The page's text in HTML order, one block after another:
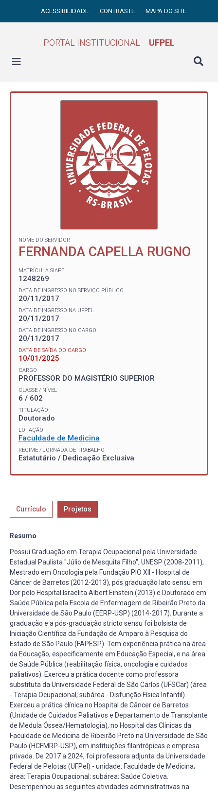
ACESSIBILIDADE CONTRASTE MAPA DO SITE
PORTAL INSTITUCIONAL UFPEL
NOME DO SERVIDOR
FERNANDA CAPELLA RUGNO
MATRÍCULA SIAPE
1248269
DATA DE INGRESSO NO SERVIÇO PÚBLICO
20/11/2017
DATA DE INGRESSO NA UFPEL
20/11/2017
DATA DE INGRESSO NO CARGO
20/11/2017
DATA DE SAÍDA DO CARGO
10/01/2025
CARGO
PROFESSOR DO MAGISTÉRIO SUPERIOR
CLASSE / NÍVEL
6 / 602
TITULAÇÃO
Doutorado
LOTAÇÃO
Faculdade de Medicina
REGIME / JORNADA DE TRABALHO
Estatutário / Dedicação Exclusiva
Currículo Projetos
Resumo
Possui Graduação em Terapia Ocupacional pela Universidade
Estadual Paulista ''Júlio de Mesquita Filho'', UNESP (2008-2011),
Mestrado em Oncologia pela Fundação PIO XII - Hospital de
Câncer de Barretos (2012-2013), pós graduação lato sensu em
Dor pelo Hospital Israelita Albert Einstein (2013) e Doutorado em
Saúde Pública pela Escola de Enfermagem de Ribeirão Preto da
Universidade de São Paulo (EERP-USP) (2014-2017). Durante a
graduação e a pós-graduação stricto sensu foi bolsista de
Iniciação Científica da Fundação de Amparo à Pesquisa do
Estado de São Paulo (FAPESP). Tem experiência prática na área
da Educação, especificamente em Educação Especial, e na área
de Saúde Pública (reabilitação física, oncologia e cuidados
paliativos). Exerceu a prática docente como professora
substituta da Universidade Federal de São Carlos (UFSCar) (área
- Terapia Ocupacional; subárea - Disfunção Física Infantil).
Exerceu a prática clínica no Hospital de Câncer de Barretos
(Unidade de Cuidados Paliativos e Departamento de Transplante
de Medula Óssea/Hematologia), no Hospital das Clínicas da
Faculdade de Medicina de Ribeirão Preto na Universidade de São
Paulo (HCFMRP-USP), em instituições filantrópicas e empresa
privada. De 2017 a 2024, foi professora adjunta da Universidade
Federal de Pelotas (UFPel) - unidade: Faculdade de Medicina;
área: Terapia Ocupacional; subárea: Saúde Coletiva.
Desempenhou as seguintes atividades administratrivas na